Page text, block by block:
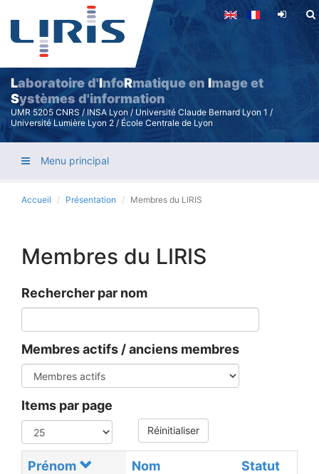
Aller
principal
Laboratoire d'InfoRmatique en Image et
Systèmes d'information
UMR 5205 CNRS / INSA Lyon / Université Claude Bernard Lyon 1 /
Université Lumière Lyon 2 / École Centrale de Lyon
Menu principal
Accueil Présentation Membres du LIRIS
Membres du LIRIS
Rechercher par nom
Membres actifs / anciens membres
Items par page
Réinitialiser
Prénom Nom Statut